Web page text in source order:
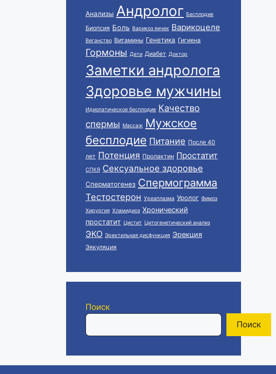
Анализы Андролог Бесплодие
Биопсия Боль Варикоз яичек Варикоцеле
Веганство Витамины Генетика Гигиена
Гормоны Дети Диабет Доктор
Заметки андролога
Здоровье мужчины
Идиопатическое бесплодие Качество
спермы Массаж
Мужское
бесплодие Питание После 40
лет Потенция Пролактин Простатит
СПКЯ Сексуальное здоровье
Сперматогенез Спермограмма
Тестостерон Уреаплазма Уролог Фимоз
Хирургия Хламидиоз Хронический
простатит Цистит Цитогенетический анализ
ЭКО Эректильная дисфункция Эрекция
Эякуляция
Поиск
Поиск